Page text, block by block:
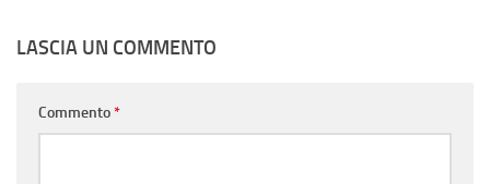
LASCIA UN COMMENTO
Commento*